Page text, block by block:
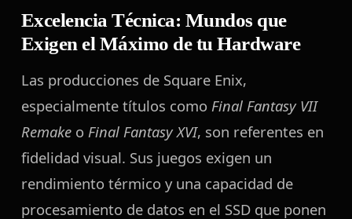
Excelencia Técnica: Mundos que
Exigen el Máximo de tu Hardware
Las producciones de Square Enix,
especialmente títulos como Final Fantasy VII
Remake o Final Fantasy XVI, son referentes en
fidelidad visual. Sus juegos exigen un
rendimiento térmico y una capacidad de
procesamiento de datos en el SSD que ponen